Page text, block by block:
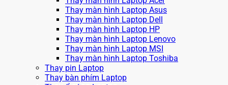
Thay màn hình Laptop Asus
Thay màn hình Laptop Dell
Thay màn hình Laptop HP
Thay màn hình Laptop Lenovo
Thay màn hình Laptop MSI
Thay màn hình Laptop Toshiba
Thay pin Laptop
Thay bàn phím Laptop